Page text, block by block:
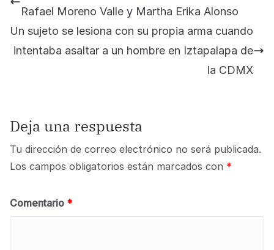
Rafael Moreno Valle y Martha Erika Alonso
Un sujeto se lesiona con su propia arma cuando
intentaba asaltar a un hombre en Iztapalapa de
la CDMX
Deja una respuesta
Tu dirección de correo electrónico no será publicada.
Los campos obligatorios están marcados con *
Comentario *